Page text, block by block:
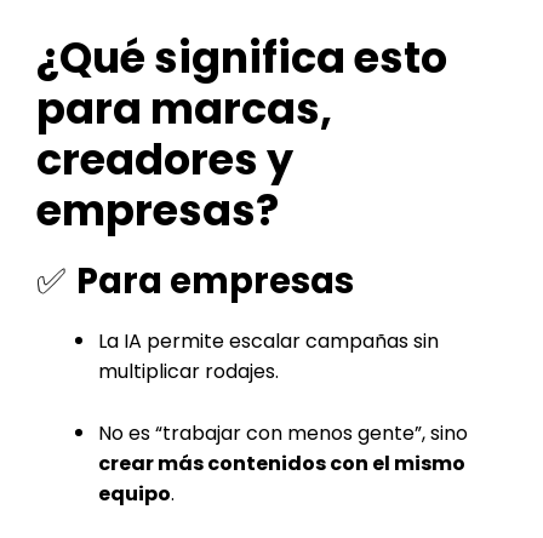
¿Qué significa esto
para marcas,
creadores y
empresas?
✅ Para empresas
La IA permite escalar campañas sin
multiplicar rodajes.
No es “trabajar con menos gente”, sino
crear más contenidos con el mismo
equipo.